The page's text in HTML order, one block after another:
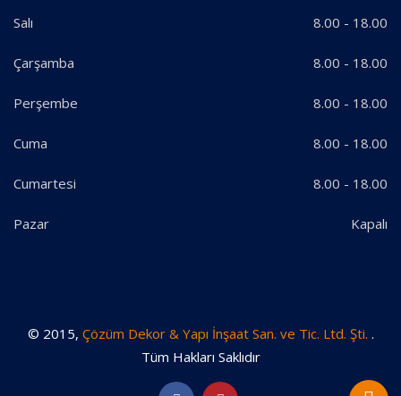
Salı 8.00 - 18.00
Çarşamba 8.00 - 18.00
Perşembe 8.00 - 18.00
Cuma 8.00 - 18.00
Cumartesi 8.00 - 18.00
Pazar Kapalı
© 2015, Çözüm Dekor & Yapı İnşaat San. ve Tic. Ltd. Şti. .
Tüm Hakları Saklıdır